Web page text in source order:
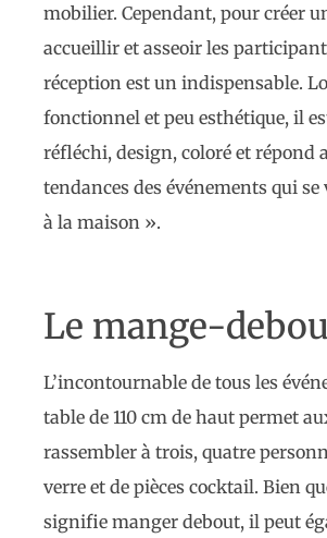
mobilier. Cependant, pour créer
accueillir et asseoir les
réception est un indispensable.
fonctionnel et peu esthétique, il
réfléchi, design, coloré et répond
tendances des événements qui
à la maison ».
Le mange-
L’incontournable de tous les
table de 110 cm de haut permet
rassembler à trois, quatre
verre et de pièces cocktail. Bien
signifie manger debout, il peut